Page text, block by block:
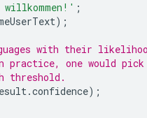
;
);
with their
one would pick
threshold.
.confidence);